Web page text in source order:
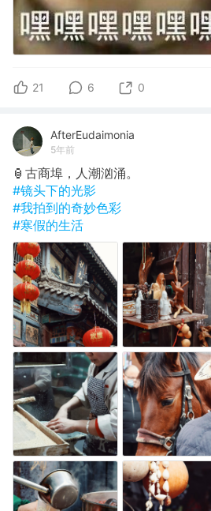
21 6 0
AfterEudaimonia
5年前
🏮古商埠，人潮汹涌。
#镜头下的光影
#我拍到的奇妙色彩
#寒假的生活